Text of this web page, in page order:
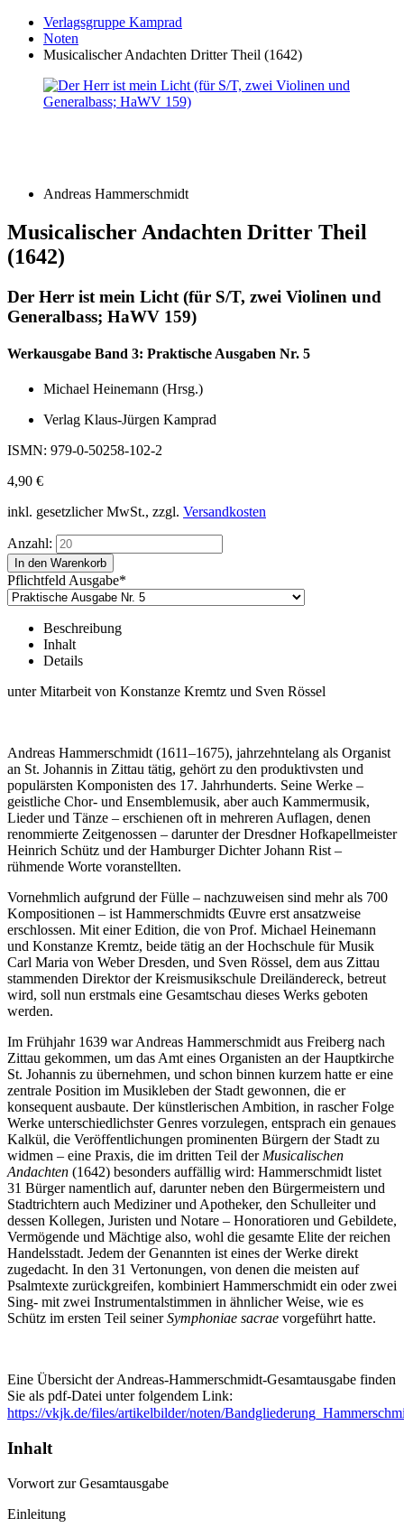
Verlagsgruppe Kamprad
Noten
Musicalischer Andachten Dritter Theil (1642)
Andreas Hammerschmidt
Musicalischer Andachten Dritter Theil
(1642)
Der Herr ist mein Licht (für S/T, zwei Violinen und
Generalbass; HaWV 159)
Werkausgabe Band 3: Praktische Ausgaben Nr. 5
Michael Heinemann (Hrsg.)
Verlag Klaus-Jürgen Kamprad
ISMN: 979-0-50258-102-2
4,90 €
inkl. gesetzlicher MwSt., zzgl. Versandkosten
Anzahl:
Pflichtfeld Ausgabe*
Beschreibung
Inhalt
Details
unter Mitarbeit von Konstanze Kremtz und Sven Rössel
Andreas Hammerschmidt (1611–1675), jahrzehntelang als Organist
an St. Johannis in Zittau tätig, gehört zu den produktivsten und
populärsten Komponisten des 17. Jahrhunderts. Seine Werke –
geistliche Chor- und Ensemblemusik, aber auch Kammermusik,
Lieder und Tänze – erschienen oft in mehreren Auflagen, denen
renommierte Zeitgenossen – darunter der Dresdner Hofkapellmeister
Heinrich Schütz und der Hamburger Dichter Johann Rist –
rühmende Worte voranstellten.
Vornehmlich aufgrund der Fülle – nachzuweisen sind mehr als 700
Kompositionen – ist Hammerschmidts Œuvre erst ansatzweise
erschlossen. Mit einer Edition, die von Prof. Michael Heinemann
und Konstanze Kremtz, beide tätig an der Hochschule für Musik
Carl Maria von Weber Dresden, und Sven Rössel, dem aus Zittau
stammenden Direktor der Kreismusikschule Dreiländereck, betreut
wird, soll nun erstmals eine Gesamtschau dieses Werks geboten
werden.
Im Frühjahr 1639 war Andreas Hammerschmidt aus Freiberg nach
Zittau gekommen, um das Amt eines Organisten an der Hauptkirche
St. Johannis zu übernehmen, und schon binnen kurzem hatte er eine
zentrale Position im Musikleben der Stadt gewonnen, die er
konsequent ausbaute. Der künstlerischen Ambition, in rascher Folge
Werke unterschiedlichster Genres vorzulegen, entsprach ein genaues
Kalkül, die Veröffentlichungen prominenten Bürgern der Stadt zu
widmen – eine Praxis, die im dritten Teil der Musicalischen
Andachten (1642) besonders auffällig wird: Hammerschmidt listet
31 Bürger namentlich auf, darunter neben den Bürgermeistern und
Stadtrichtern auch Mediziner und Apotheker, den Schulleiter und
dessen Kollegen, Juristen und Notare – Honoratioren und Gebildete,
Vermögende und Mächtige also, wohl die gesamte Elite der reichen
Handelsstadt. Jedem der Genannten ist eines der Werke direkt
zugedacht. In den 31 Vertonungen, von denen die meisten auf
Psalmtexte zurückgreifen, kombiniert Hammerschmidt ein oder zwei
Sing- mit zwei Instrumentalstimmen in ähnlicher Weise, wie es
Schütz im ersten Teil seinerSymphoniae sacrae vorgeführt hatte.
Eine Übersicht der Andreas-Hammerschmidt-Gesamtausgabe finden
Sie als pdf-Datei unter folgendem Link:
https://vkjk.de/files/artikelbilder/noten/
Inhalt
Vorwort zur Gesamtausgabe
Einleitung